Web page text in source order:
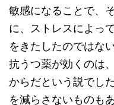
敏感になることで、
に、ストレスによっ
をきたしたのではな
抗うつ薬が効くのは
からだという説でし
を減らさないものも